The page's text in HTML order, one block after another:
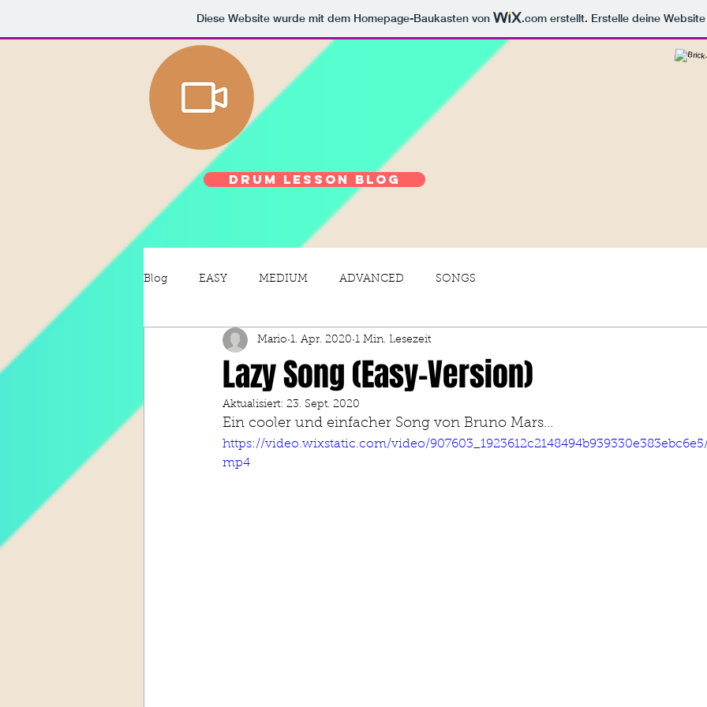
Diese Website wurde mit dem Homepage-Baukasten von .com erstellt. Erstelle deine
Drum Lesson Blog
Blog EASY MEDIUM ADVANCED SONGS
Lazy Song (Easy-Version)
Mario 1. Apr. 2020 1 Min. Lesezeit
Aktualisiert: 23. Sept. 2020
Ein cooler und einfacher Song von Bruno Mars...
https://video.wixstatic.com/video/
mp4